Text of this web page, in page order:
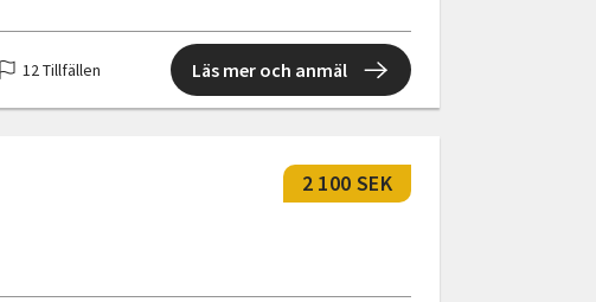
12 Tillfällen Läs mer och anmäl
2 100 SEK